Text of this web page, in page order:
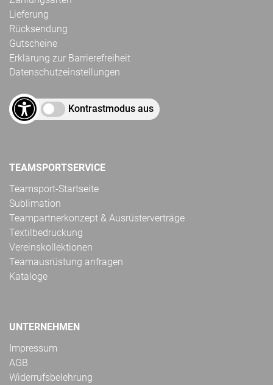
Lieferung
Rücksendung
Gutscheine
Erklärung zur Barrierefreiheit
Datenschutzeinstellungen
Kontrastmodus aus
TEAMSPORTSERVICE
Teamsport-Startseite
Sublimation
Teampartnerkonzept & Ausrüsterverträge
Textilbedruckung
Vereinskollektionen
Teamausrüstung anfragen
Kataloge
UNTERNEHMEN
Impressum
AGB
Widerrufsbelehrung